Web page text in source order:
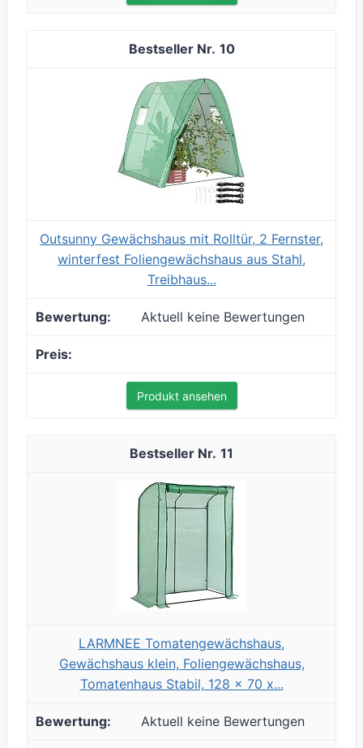
10
Outsunny Gewächshaus mit Rolltür, 2 Fernster,
winterfest Foliengewächshaus aus Stahl,
Treibhaus...
Aktuell keine Bewertungen
Produkt ansehen
11
LARMNEE Tomatengewächshaus,
Gewächshaus klein, Foliengewächshaus,
Tomatenhaus Stabil, 128 x 70 x...
Aktuell keine Bewertungen